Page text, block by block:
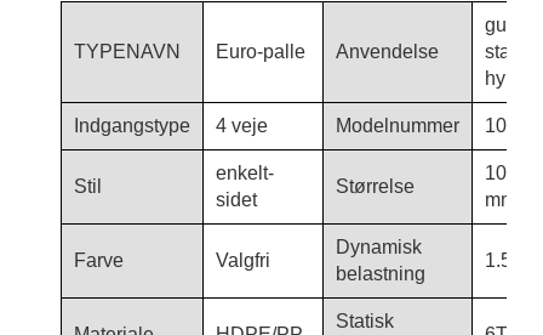
TYPENAVN Euro-palle Anvendelse
Indgangstype 4 veje Modelnummer 1010-
Stil
enkelt-
sidet
Størrelse
mm
Farve Valgfri
Dynamisk
belastning
1.5T
Statisk